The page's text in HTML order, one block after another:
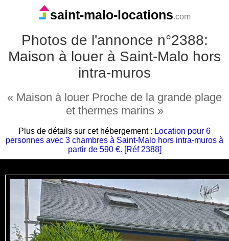
saint-malo-locations.com
Photos de l'annonce n°2388:
Maison à louer à Saint-Malo hors
intra-muros
« Maison à louer Proche de la grande plage
et thermes marins »
Plus de détails sur cet hébergement : Location pour 6
personnes avec 3 chambres à Saint-Malo hors intra-muros à
partir de 590 €. [Réf 2388]